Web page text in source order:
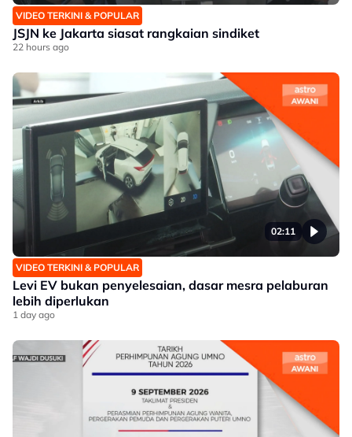
VIDEO TERKINI & POPULAR
JSJN ke Jakarta siasat rangkaian sindiket
22 hours ago
02:11
VIDEO TERKINI & POPULAR
Levi EV bukan penyelesaian, dasar mesra pelaburan
lebih diperlukan
1 day ago